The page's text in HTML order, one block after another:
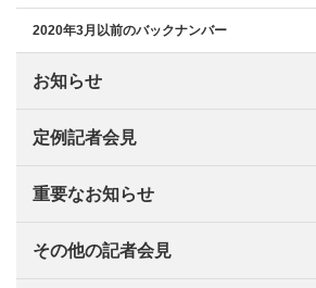
2020年3月以前のバックナンバー
お知らせ
定例記者会見
重要なお知らせ
その他の記者会見